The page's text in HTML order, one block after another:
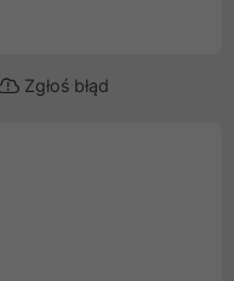
Zgłoś błąd